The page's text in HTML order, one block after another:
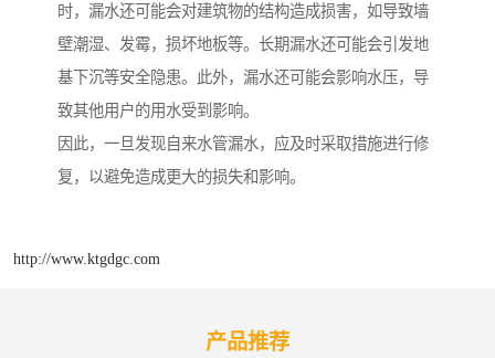
时，漏水还可能会对建筑物的结构造成损害，如导致墙
壁潮湿、发霉，损坏地板等。长期漏水还可能会引发地
基下沉等安全隐患。此外，漏水还可能会影响水压，导
致其他用户的用水受到影响。
因此，一旦发现自来水管漏水，应及时采取措施进行修
复，以避免造成更大的损失和影响。
http://www.ktgdgc.com
产品推荐